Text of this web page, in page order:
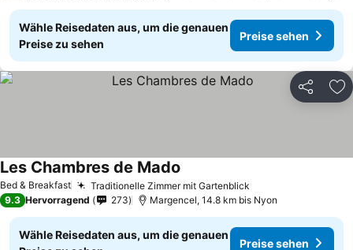
Wähle Reisedaten aus, um die genauen
Preise zu sehen
Preise sehen
Teilen
Bed & Breakfast Traditionelle Zimmer mit Gartenblick
Les Chambres de Mado
9.3 Hervorragend 273 Margencel, 14.8 km bis Nyon
Wähle Reisedaten aus, um die genauen
Preise sehen